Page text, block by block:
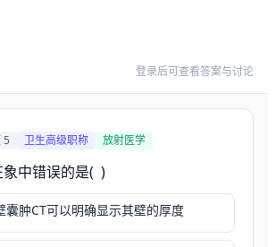
登录后可查看答案与讨论
5 卫生高级职称 放射医学
中错误的是(  )
囊肿CT可以明确显示其壁的厚度